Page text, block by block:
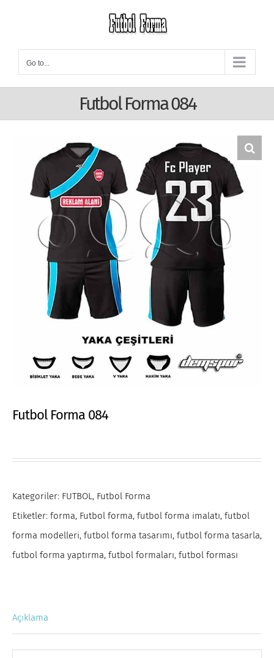
content
Go to...
Futbol Forma 084
Futbol Forma 084
Kategoriler: FUTBOL, Futbol Forma
Etiketler: forma, Futbol forma, futbol forma imalatı, futbol
forma modelleri, futbol forma tasarımı, futbol forma tasarla,
futbol forma yaptırma, futbol formaları, futbol forması
Açıklama